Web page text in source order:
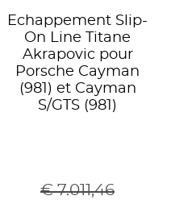
Echappement Slip-
On Line Titane
Akrapovic pour
Porsche Cayman
(981) et Cayman
S/GTS (981)
€7.011,46